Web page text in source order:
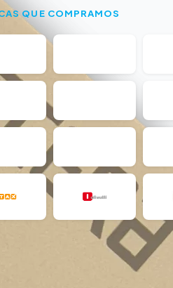
QUE COMPRAMOS